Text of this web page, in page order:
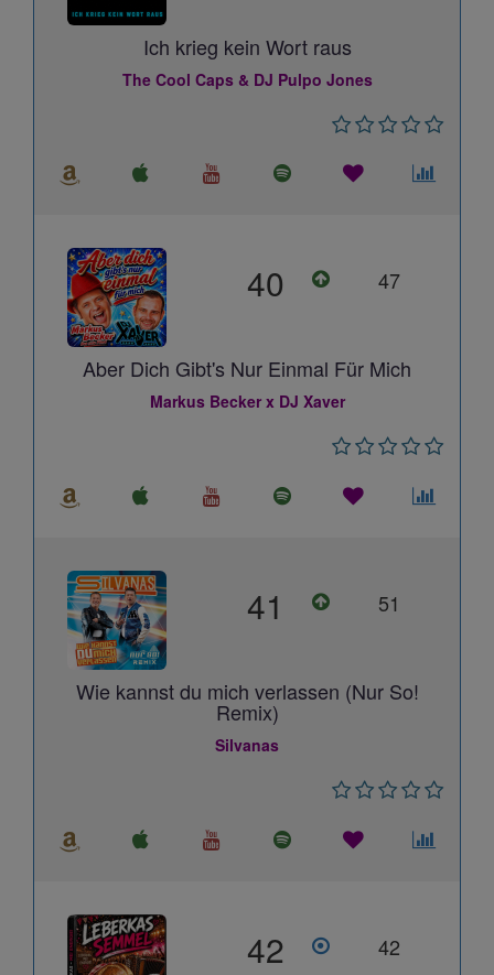
Ich krieg kein Wort raus
The Cool Caps & DJ Pulpo Jones
40 47
Aber Dich Gibt's Nur Einmal Für Mich
Markus Becker x DJ Xaver
41 51
Wie kannst du mich verlassen (Nur So!
Remix)
Silvanas
42 42